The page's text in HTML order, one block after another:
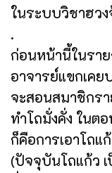
ในระบบวิชาฮวง
.
ก่อนหน้านี้ในรา
อาจารย์แขกเคย
จะสอนสมาชิกร
ทำโถมั่งคั่ง ในต
ก็คือการเอาโถแ
(ปัจจุบันโถแก้ว